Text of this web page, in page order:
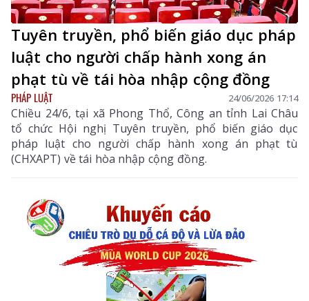
Tuyên truyền, phổ biến giáo dục pháp
luật cho người chấp hành xong án
phạt tù về tái hòa nhập cộng đồng
PHÁP LUẬT 24/06/2026 17:14
Chiều 24/6, tại xã Phong Thổ, Công an tỉnh Lai Châu
tổ chức Hội nghị Tuyên truyền, phổ biến giáo dục
pháp luật cho người chấp hành xong án phạt tù
(CHXAPT) về tái hòa nhập cộng đồng.